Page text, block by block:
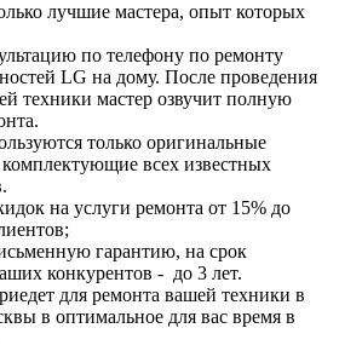
лучшие мастера, опыт которых
по телефону по ремонту
LG на дому. После проведения
техники мастер озвучит полную
только оригинальные
всех известных
на услуги ремонта от 15% до
гарантию, на срок
конкурентов - до 3 лет.
для ремонта вашей техники в
в оптимальное для вас время в